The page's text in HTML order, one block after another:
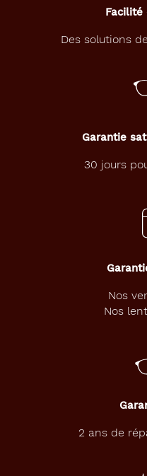
Facilité
Des solutions
Garantie
30 jours
Nos
Nos
2 ans de